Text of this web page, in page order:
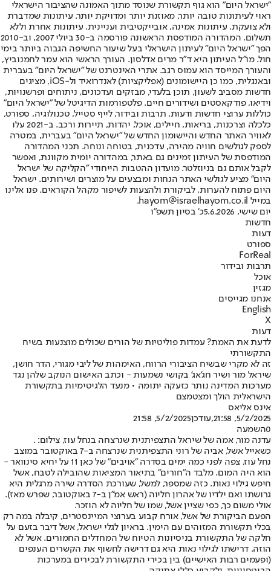
"ישראל היום" הוא גוף תקשורת שנוסד מתוך האמונה שהציבור הישראלי
ראוי לעיתונות טובה יותר, מאוזנת יותר ומדויקת יותר. עיתונות שמדברת
ולא צועקת. עיתונות אמינה, אובייקטיבית ועניינית. עיתונות אחרת וללא
תשלום. המהדורה המודפסת הראשונה פורסמה ב-30 ביולי 2007, וב-2010
הפך "ישראל היום" לעיתון הישראלי בעל שיעור החשיפה הגבוה ביותר בימי
חול. מו"ל העיתון היא ד"ר מרים אדלסון. העורך הראשי הוא עמר לחמנוביץ,
והעורך המייסד הוא עמוס רגב. אתרי האינטרנט של "ישראל היום" בעברית
ובאנגלית, כמו כן היישומונים (אפליקציות) לאנדרואיד ול-iOS, מציגים
חדשות מסביב לשעון, תוכן בלעדי, מבזקים ועדכונים, ניתוחים ופרשנויות,
וידיאו, פודקאסטים ושידורים חיים. פלטפורמות הדיגיטל של "ישראל היום"
כוללות ערוצי חדשות ודעות, תרבות ובידור, לייף סטייל, טכנולוגיה, ספורט,
כלכלה וצרכנות, בריאות, חיילים, אוכל, יהדות, תיירות ורכב. ב-2021 עלו
לאוויר האתר החדש והיישומון החדש של "ישראל היום" בעברית, במטרה
לספק לגולשים חוויה מהירה, עדכנית, בטוחה ונוחה. תכני המהדורה
המודפסת של העיתון זמינים גם באתר, במהדורה יומית מקוונת, ואפשר
לקבל אותם גם בניוזלטר. מועדון ההטבות הייחודי "הקליקה של ישראל
היום" מציע לגולשי האתר הנחות ומבצעים על מוצרים ושירותים. ישראל
היום פתוח להערות, לביקורת ולהצעות לשיפור מקהל הקוראים. פנו אלינו
במייל hayom@israelhayom.co.il.
יום שישי, 5.6.2026
כ' בסיון תשפ"ו
חדשות
דעות
ספורט
ForReal
תרבות ובידור
אוכל
מגזין
אנחנו מגייסים
English
X
דעות
לדעת את האמת? עמדות פוליטיות של הורים שכולים מוצנעות בשיח
התקשורתי
זה לא מקרי שבשיח הציבורי הרווח, האימהות של ליבי מגורי, הדר חושן,
שיראל מור ושיר חג'אג' בקושי נשמעות - וכתב האישום הנוקב שלהן נגד
מערכות המדינה נותר כזעקה יתומה • מנעד הלגיטימיות בתקשורת
הישראלית הולך ומצטמצם
אינס אליאס
5/2/2025, 21:58
,עודכן5/2/2025, 21:58
0השמעה
עדנה מור, אמה של שיראל התצפיתנית שנרצחה בנחל עוז, צילום: .
כשאייל אשל, אביה של רוני התצפיתנית שנרצחה ב-7 באוקטובר במוצב
נחל עוז, צפה לפני כמה ימים בסדרה "אויבים" של כאן 11 על יחיא סינוואר -
הוא היה המום. מלבד ה"חורים" בתיאור המציאות שהובילה לטבח, אשל
חיפש גילוי נאות. כזה שמספר, למשל, שעורכת הסדרה שירה מרגלית היא
גרושתו ואם ילדיו של אהרון חליוה (ראש אמ"ן ב-7 באוקטובר, שפרש מאז).
אולי משום כך, כפי שציין אשל, שמו של חליוה לא הוזכר.
הפעם הביקורת של אשל, אורח קבוע בערוצי המיינסטרים, קיבלה במה רק
בכלי תקשורת המזוהים עם הימין. בראיון לגלי ישראל, אשל דיבר בזעם על
חלקה של התקשורת בניסיונות הטיוח של המחדלים החמורים. אשל לא
הוזה. דרישתו לגילוי נאות היא גם דרישה לחשוף את הקשרים הענפים
(ופעמים רבות האישיים) בין בכירי התקשורת לבכירים במערכות